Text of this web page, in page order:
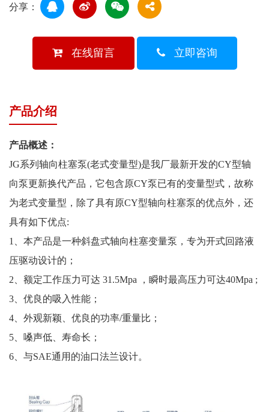
分享：
在线留言 立即咨询
产品介绍
产品概述：
JG系列轴向柱塞泵(老式变量型)是我厂最新开发的CY型轴
向泵更新换代产品，它包含原CY泵已有的变量型式，故称
为老式变量型，除了具有原CY型轴向柱塞泵的优点外，还
具有如下优点:
1、本产品是一种斜盘式轴向柱塞变量泵，专为开式回路液
压驱动设计的；
2、额定工作压力可达 31.5Mpa ，瞬时最高压力可达40Mpa ;
3、优良的吸入性能；
4、外观新颖、优良的功率/重量比；
5、嗓声低、寿命长；
6、与SAE通用的油口法兰设计。